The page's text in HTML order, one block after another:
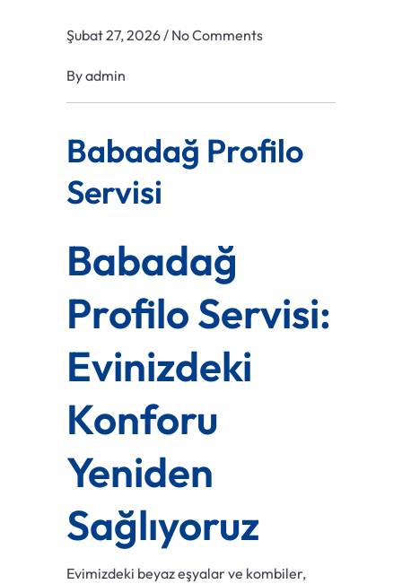
Şubat 27, 2026/ No Comments
Byadmin
Babadağ Profilo
Servisi
Babadağ
Profilo Servisi:
Evinizdeki
Konforu
Yeniden
Sağlıyoruz
Evimizdeki beyaz eşyalar ve kombiler,